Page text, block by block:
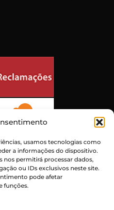
usamos tecnologias como
a informações do dispositivo.
nos permitirá processar dados,
ou IDs exclusivos neste site.
pode afetar
funções.